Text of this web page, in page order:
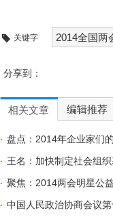
关键字 2014全国两
分享到：
相关文章 编辑推荐
盘点：2014年企业家们
王名：加快制定社会组
聚焦：2014两会明星公
中国人民政治协商会议